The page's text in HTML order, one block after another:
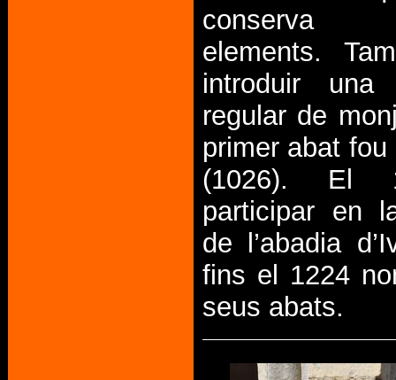
conserva
elements.
introduir una
regular de
primer abat fou
(1026). El
participar en
de l’abadia
fins el 1224
seus abats.